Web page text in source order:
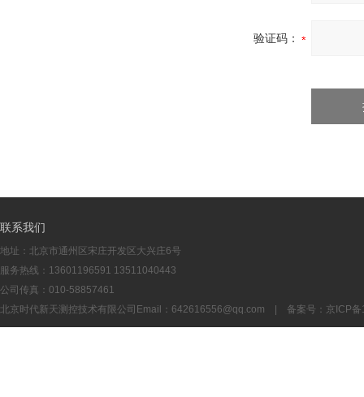
验证码：
联系我们
地址：北京市通州区宋庄开发区大兴庄6号
服务热线：13601196591 13511040443
公司传真：010-58857461
北京时代新天测控技术有限公司Email： 642616556@qq.com | 备案号： 京ICP